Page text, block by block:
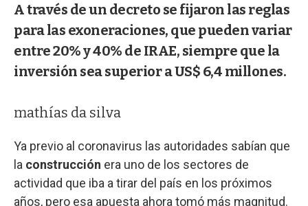
A través de un decreto se fijaron las reglas
para las exoneraciones, que pueden variar
entre 20% y 40% de IRAE, siempre que la
inversión sea superior a US$ 6,4 millones.
mathías da silva
Ya previo al coronavirus las autoridades sabían que
la construcción era uno de los sectores de
actividad que iba a tirar del país en los próximos
años, pero esa apuesta ahora tomó más magnitud.